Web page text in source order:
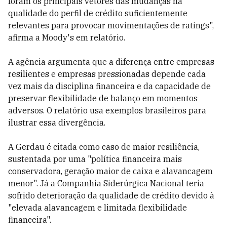
qualidade do perfil de crédito suficientemente
relevantes para provocar movimentações de ratings",
afirma a Moody's em relatório.
A agência argumenta que a diferença entre empresas
resilientes e empresas pressionadas depende cada
vez mais da disciplina financeira e da capacidade de
preservar flexibilidade de balanço em momentos
adversos. O relatório usa exemplos brasileiros para
ilustrar essa divergência.
A Gerdau é citada como caso de maior resiliência,
sustentada por uma "política financeira mais
conservadora, geração maior de caixa e alavancagem
menor". Já a Companhia Siderúrgica Nacional teria
sofrido deterioração da qualidade de crédito devido à
"elevada alavancagem e limitada flexibilidade
financeira".